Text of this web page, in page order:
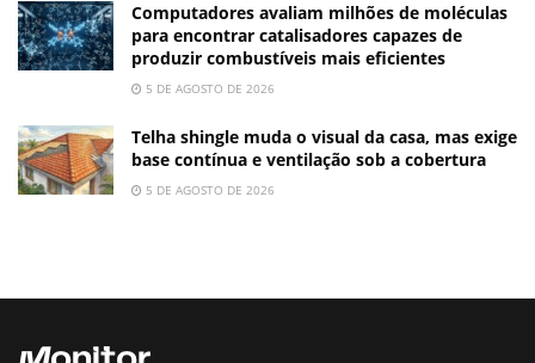
Computadores avaliam milhões de moléculas
para encontrar catalisadores capazes de
produzir combustíveis mais eficientes
5 DE AGOSTO DE 2026
Telha shingle muda o visual da casa, mas exige
base contínua e ventilação sob a cobertura
5 DE AGOSTO DE 2026